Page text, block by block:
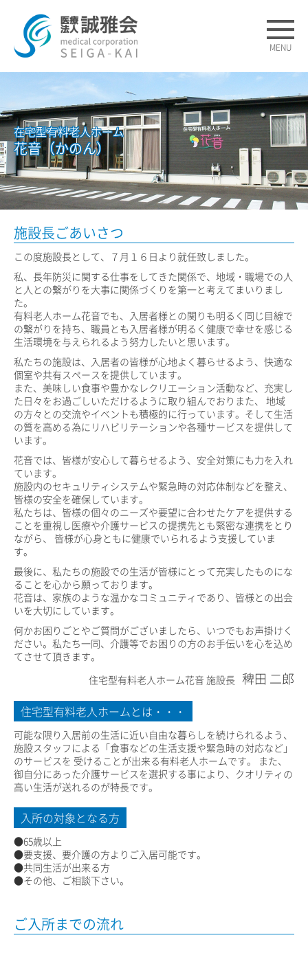
MENU
在宅型有料老人ホーム
花音（かのん）
施設長ごあいさつ
この度施設長として、７月１６日より就任致しました。
私、長年防災に関する仕事をしてきた関係で、地域・職場での人
と人との繋がりを大事に関係づくりを第一と考えてまいりまし
た。
有料老人ホーム花音でも、入居者様との関りも明るく同じ目線で
の繋がりを持ち、職員とも入居者様が明るく健康で幸せを感じる
生活環境を与えられるよう努力したいと思います。
私たちの施設は、入居者の皆様が心地よく暮らせるよう、快適な
個室や共有スペースを提供しています。
また、美味しい食事や豊かなレクリエーション活動など、充実し
た日々をお過ごしいただけるように取り組んでおりまた、 地域
の方々との交流やイベントも積極的に行っています。そして生活
の質を高める為にリハビリテーションや各種サービスを提供して
います。
花音では、皆様が安心して暮らせるよう、安全対策にも力を入れ
ています。
施設内のセキュリティシステムや緊急時の対応体制などを整え、
皆様の安全を確保しています。
私たちは、皆様の個々のニーズや要望に合わせたケアを提供する
ことを重視し医療や介護サービスの提携先とも緊密な連携をとり
ながら、 皆様が心身ともに健康でいられるよう支援していま
す。
最後に、私たちの施設での生活が皆様にとって充実したものにな
ることを心から願っております。
花音は、家族のような温かなコミュニティであり、皆様との出会
いを大切にしています。
何かお困りごとやご質問がございましたら、いつでもお声掛けく
ださい。私たち一同、介護等でお困りの方のお手伝いを心を込め
てさせて頂きます。
住宅型有料老人ホーム花音 施設長 稗田 二郎
住宅型有料老人ホームとは・・・
可能な限り入居前の生活に近い自由な暮らしを続けられるよう、
施設スタッフによる「食事などの生活支援や緊急時の対応など」
のサービスを 受けることが出来る有料老人ホームです。 また、
御自分にあった介護サービスを選択する事により、クオリティの
高い生活が送れるのが特長です。
入所の対象となる方
●65歳以上
●要支援、要介護の方よりご入居可能です。
●共同生活が出来る方
●その他、ご相談下さい。
ご入所までの流れ